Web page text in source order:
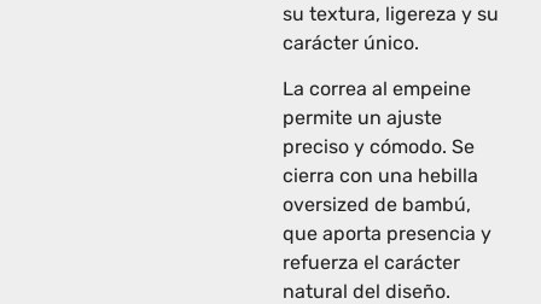
su textura, ligereza y su
carácter único.
La correa al empeine
permite un ajuste
preciso y cómodo. Se
cierra con una hebilla
oversized de bambú,
que aporta presencia y
refuerza el carácter
natural del diseño.